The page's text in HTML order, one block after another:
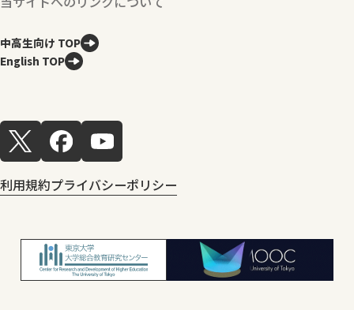
中高生向け TOP
English TOP
利用規約プライバシーポリシー